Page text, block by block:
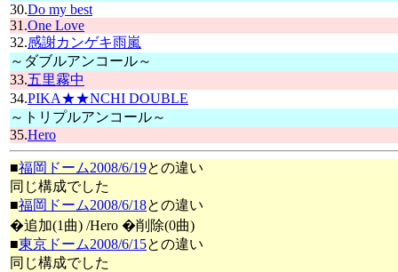
30.Do my best
31.One Love
32.感謝カンゲキ雨嵐
～ダブルアンコール～
33.五里霧中
34.PIKA★★NCHI DOUBLE
～トリプルアンコール～
35.Hero
■福岡ドーム2008/6/19との違い
同じ構成でした
■福岡ドーム2008/6/18との違い
�追加(1曲) /Hero �削除(0曲)
■東京ドーム2008/6/15との違い
同じ構成でした